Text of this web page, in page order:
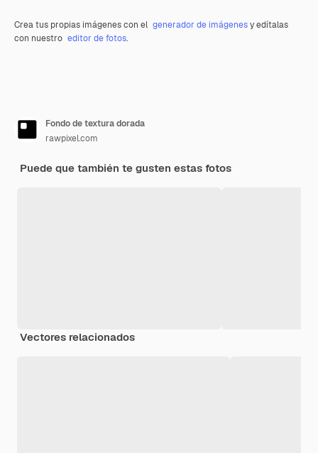
Crea tus propias imágenes con el generador de imágenesy edítalas
con nuestro editor de fotos.
Fondo de textura dorada
rawpixel.com
Puede que también te gusten estas fotos
Vectores relacionados